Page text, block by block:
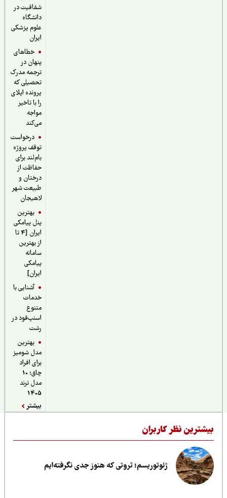
شفافیت در
دانشگاه
علوم پزشکی
خطاهای
پنهان در
ترجمه مدرک
تحصیلی که
پرونده اپلای
را با تاخیر
درخواست
توقف پروژه
بام‌لند برای
حفاظت از
درختان و
طبیعت شهر
لاهیجان
بهترین
پنل پیامکی
ایران [4 تا
از بهترین
سامانه
پیامکی
آشنایی با
خدمات
اسنپ‌فود در
بهترین
مدل شومیز
برای افراد
چاق؛ 10
مدل ترند
نظر کاربران
ژئوتوریسم؛ ثروتی که هنوز جدی نگرفته‌ایم